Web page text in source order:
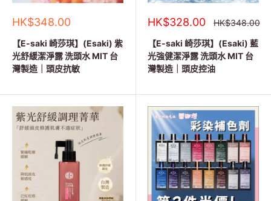
銷
價
格
HK$348.00
【E-saki 崎莎琪】(Esaki) 紫
光舒緩潔淨露 洗頭水 MIT 台
灣製造｜頭皮抗敏
銷
價
格
HK$328.00
正
價
格
HK$348.00
【E-saki 崎莎琪】(Esaki) 藍
光強健潔淨露 洗頭水 MIT 台
灣製造｜頭皮控油